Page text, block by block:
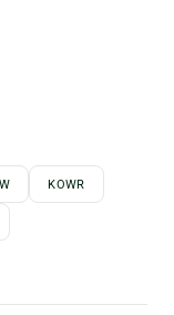
KOWR